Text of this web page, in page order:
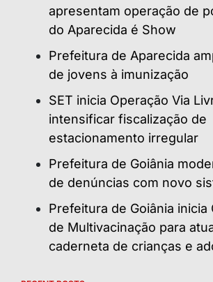
apresentam operação de
do Aparecida é Show
Prefeitura de Aparecida
de jovens à imunização
SET inicia Operação Via
intensificar fiscalização de
estacionamento irregular
Prefeitura de Goiânia
de denúncias com novo
Prefeitura de Goiânia inicia
de Multivacinação para
caderneta de crianças e